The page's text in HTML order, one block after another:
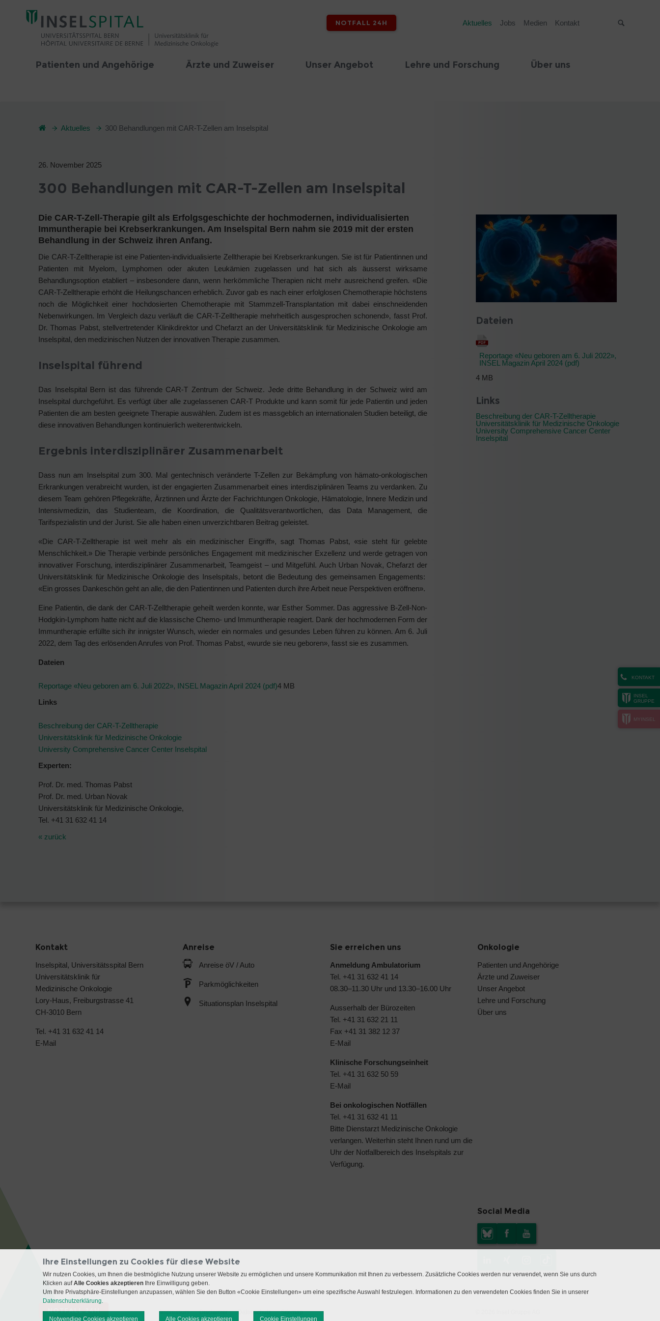
NOTFALL 24H Aktuelles Jobs Medien Kontakt
Patienten und Angehörige Ärzte und Zuweiser Unser Angebot Lehre und Forschung Über uns
KONTAKT
INSEL
GRUPPE
MYINSEL
Aktuelles 300 Behandlungen mit CAR-T-Zellen am Inselspital
26. November 2025
300 Behandlungen mit CAR-T-Zellen am Inselspital
Die CAR-T-Zell-Therapie gilt als Erfolgsgeschichte der hochmodernen, individualisierten
Immuntherapie bei Krebserkrankungen. Am Inselspital Bern nahm sie 2019 mit der ersten
Behandlung in der Schweiz ihren Anfang.
Die CAR-T-Zelltherapie ist eine Patienten-individualisierte Zelltherapie bei Krebserkrankungen. Sie ist für Patientinnen und
Patienten mit Myelom, Lymphomen oder akuten Leukämien zugelassen und hat sich als äusserst wirksame
Behandlungsoption etabliert – insbesondere dann, wenn herkömmliche Therapien nicht mehr ausreichend greifen. «Die
CAR-T-Zelltherapie erhöht die Heilungschancen erheblich. Zuvor gab es nach einer erfolglosen Chemotherapie höchstens
noch die Möglichkeit einer hochdosierten Chemotherapie mit Stammzell-Transplantation mit dabei einschneidenden
Nebenwirkungen. Im Vergleich dazu verläuft die CAR-T-Zelltherapie mehrheitlich ausgesprochen schonend», fasst Prof.
Dr. Thomas Pabst, stellvertretender Klinikdirektor und Chefarzt an der Universitätsklinik für Medizinische Onkologie am
Inselspital, den medizinischen Nutzen der innovativen Therapie zusammen.
Inselspital führend
Das Inselspital Bern ist das führende CAR-T Zentrum der Schweiz. Jede dritte Behandlung in der Schweiz wird am
Inselspital durchgeführt. Es verfügt über alle zugelassenen CAR-T Produkte und kann somit für jede Patientin und jeden
Patienten die am besten geeignete Therapie auswählen. Zudem ist es massgeblich an internationalen Studien beteiligt, die
diese innovativen Behandlungen kontinuierlich weiterentwickeln.
Ergebnis interdisziplinärer Zusammenarbeit
Dass nun am Inselspital zum 300. Mal gentechnisch veränderte T-Zellen zur Bekämpfung von hämato-onkologischen
Erkrankungen verabreicht wurden, ist der engagierten Zusammenarbeit eines interdisziplinären Teams zu verdanken. Zu
diesem Team gehören Pflegekräfte, Ärztinnen und Ärzte der Fachrichtungen Onkologie, Hämatologie, Innere Medizin und
Intensivmedizin, das Studienteam, die Koordination, die Qualitätsverantwortlichen, das Data Management, die
Tarifspezialistin und der Jurist. Sie alle haben einen unverzichtbaren Beitrag geleistet.
«Die CAR-T-Zelltherapie ist weit mehr als ein medizinischer Eingriff», sagt Thomas Pabst, «sie steht für gelebte
Menschlichkeit.» Die Therapie verbinde persönliches Engagement mit medizinischer Exzellenz und werde getragen von
innovativer Forschung, interdisziplinärer Zusammenarbeit, Teamgeist – und Mitgefühl. Auch Urban Novak, Chefarzt der
Universitätsklinik für Medizinische Onkologie des Inselspitals, betont die Bedeutung des gemeinsamen Engagements:
«Ein grosses Dankeschön geht an alle, die den Patientinnen und Patienten durch ihre Arbeit neue Perspektiven eröffnen».
Eine Patientin, die dank der CAR-T-Zelltherapie geheilt werden konnte, war Esther Sommer. Das aggressive B-Zell-Non-
Hodgkin-Lymphom hatte nicht auf die klassische Chemo- und Immuntherapie reagiert. Dank der hochmodernen Form der
Immuntherapie erfüllte sich ihr innigster Wunsch, wieder ein normales und gesundes Leben führen zu können. Am 6. Juli
2022, dem Tag des erlösenden Anrufes von Prof. Thomas Pabst, «wurde sie neu geboren», fasst sie es zusammen.
Dateien
Reportage «Neu geboren am 6. Juli 2022», INSEL Magazin April 2024 (pdf)4 MB
Links
Beschreibung der CAR-T-Zelltherapie
Universitätsklinik für Medizinische Onkologie
University Comprehensive Cancer Center Inselspital
Experten:
Prof. Dr. med. Thomas Pabst
Prof. Dr. med. Urban Novak
Universitätsklinik für Medizinische Onkologie,
Tel. +41 31 632 41 14
Dateien
Reportage «Neu geboren am 6. Juli 2022»,
INSEL Magazin April 2024 (pdf)
4 MB
Links
Beschreibung der CAR-T-Zelltherapie
Universitätsklinik für Medizinische Onkologie
University Comprehensive Cancer Center
Inselspital
« zurück
Kontakt
Inselspital, Universitätsspital Bern
Universitätsklinik für
Medizinische Onkologie
Lory-Haus, Freiburgstrasse 41
CH-3010 Bern
Tel. +41 31 632 41 14
E-Mail
Anreise
Anreise öV / Auto
Parkmöglichkeiten
Situationsplan Inselspital
Sie erreichen uns
Anmeldung Ambulatorium
Tel. +41 31 632 41 14
08.30–11.30 Uhr und 13.30–16.00 Uhr
Ausserhalb der Bürozeiten
Tel. +41 31 632 21 11
Fax +41 31 382 12 37
E-Mail
Klinische Forschungseinheit
Tel. +41 31 632 50 59
E-Mail
Bei onkologischen Notfällen
Tel. +41 31 632 41 11
Bitte Dienstarzt Medizinische Onkologie
verlangen. Weiterhin steht Ihnen rund um die
Uhr der Notfallbereich des Inselspitals zur
Verfügung.
Onkologie
Patienten und Angehörige
Ärzte und Zuweiser
Unser Angebot
Lehre und Forschung
Über uns
Social Media
NOTFALL 24H Impressum Disclaimer Datenschutz Sitemap
Ihre Einstellungen zu Cookies für diese Website
Wir nutzen Cookies, um Ihnen die bestmögliche Nutzung unserer Website zu ermöglichen und unsere Kommunikation mit Ihnen zu verbessern. Zusätzliche Cookies werden nur verwendet, wenn Sie uns durch
Klicken aufAlle Cookies akzeptieren Ihre Einwilligung geben.
Um Ihre Privatsphäre-Einstellungen anzupassen, wählen Sie den Button «Cookie Einstellungen» um eine spezifische Auswahl festzulegen. Informationen zu den verwendeten Cookies finden Sie in unserer
Datenschutzerklärung.
Notwendige Cookies akzeptieren Alle Cookies akzeptieren Cookie Einstellungen